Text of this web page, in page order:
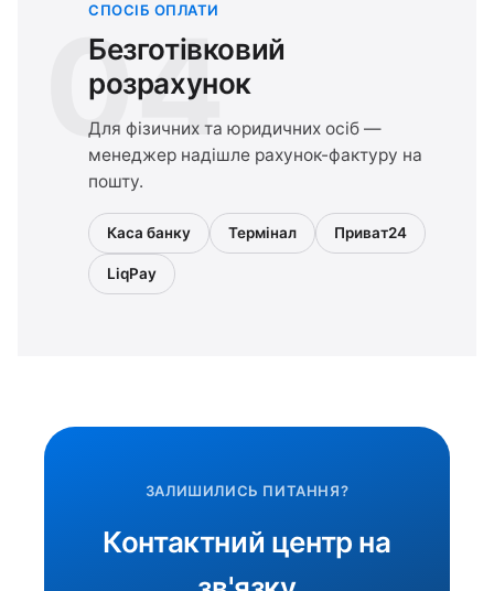
04
СПОСІБ ОПЛАТИ
Безготівковий
розрахунок
Для фізичних та юридичних осіб —
менеджер надішле рахунок-фактуру на
пошту.
Каса банку Термінал Приват24
LiqPay
ЗАЛИШИЛИСЬ ПИТАННЯ?
Контактний центр на